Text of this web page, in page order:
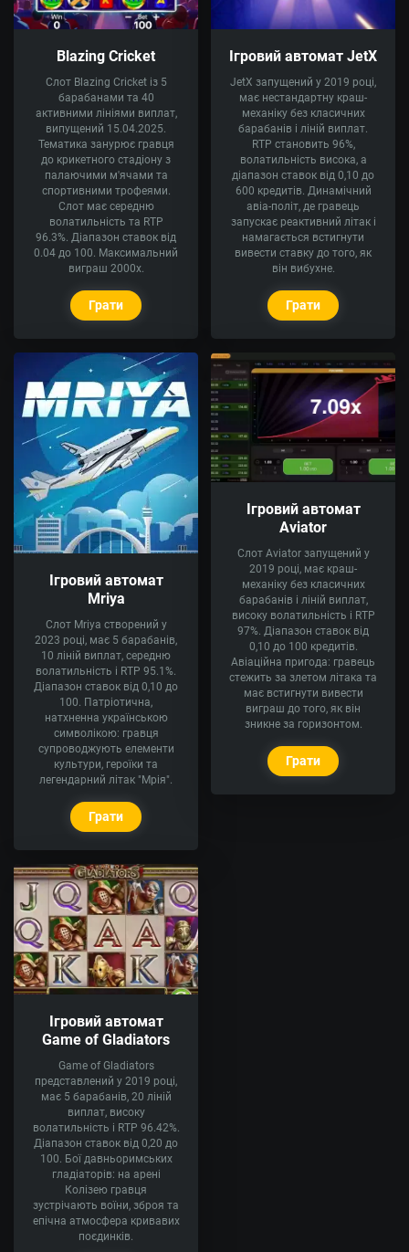
Blazing Cricket
Слот Blazing Cricket із 5
барабанами та 40
активними лініями виплат,
випущений 15.04.2025.
Тематика занурює гравця
до крикетного стадіону з
палаючими м'ячами та
спортивними трофеями.
Слот має середню
волатильність та RTP
96.3%. Діапазон ставок від
0.04 до 100. Максимальний
виграш 2000x.
Грати
Ігровий автомат JetX
JetX запущений у 2019 році,
має нестандартну краш-
механіку без класичних
барабанів і ліній виплат.
RTP становить 96%,
волатильність висока, а
діапазон ставок від 0,10 до
600 кредитів. Динамічний
авіа-політ, де гравець
запускає реактивний літак і
намагається встигнути
вивести ставку до того, як
він вибухне.
Грати
Ігровий автомат
Mriya
Слот Mriya створений у
2023 році, має 5 барабанів,
10 ліній виплат, середню
волатильність і RTP 95.1%.
Діапазон ставок від 0,10 до
100. Патріотична,
натхненна українською
символікою: гравця
супроводжують елементи
культури, героїки та
легендарний літак "Мрія".
Грати
Ігровий автомат
Aviator
Слот Aviator запущений у
2019 році, має краш-
механіку без класичних
барабанів і ліній виплат,
високу волатильність і RTP
97%. Діапазон ставок від
0,10 до 100 кредитів.
Авіаційна пригода: гравець
стежить за злетом літака та
має встигнути вивести
виграш до того, як він
зникне за горизонтом.
Грати
Ігровий автомат
Game of Gladiators
Game of Gladiators
представлений у 2019 році,
має 5 барабанів, 20 ліній
виплат, високу
волатильність і RTP 96.42%.
Діапазон ставок від 0,20 до
100. Бої давньоримських
гладіаторів: на арені
Колізею гравця
зустрічають воїни, зброя та
епічна атмосфера кривавих
поєдинків.